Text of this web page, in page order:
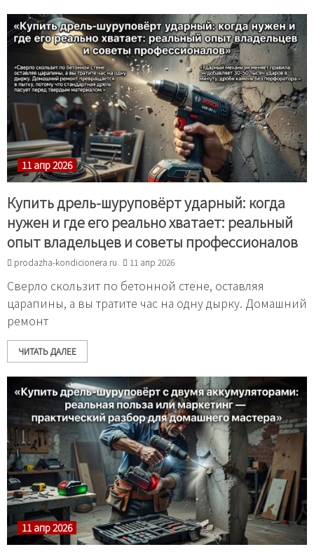
11 апр 2026
Купить дрель-шуруповёрт ударный: когда
нужен и где его реально хватает: реальный
опыт владельцев и советы профессионалов
prodazha-kondicionera.ru 11 апр 2026
Сверло скользит по бетонной стене, оставляя
царапины, а вы тратите час на одну дырку. Домашний
ремонт
ЧИТАТЬ ДАЛЕЕ
11 апр 2026